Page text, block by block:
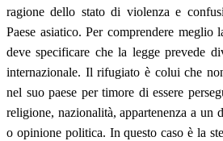
ragione dello stato di violenza e
Paese asiatico. Per comprendere meglio
deve specificare che la legge prevede
internazionale. Il rifugiato è colui che
nel suo paese per timore di essere
religione, nazionalità, appartenenza a un
o opinione politica. In questo caso è la